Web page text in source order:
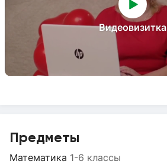
Видеовизитка
Предметы
Математика 1-6 классы